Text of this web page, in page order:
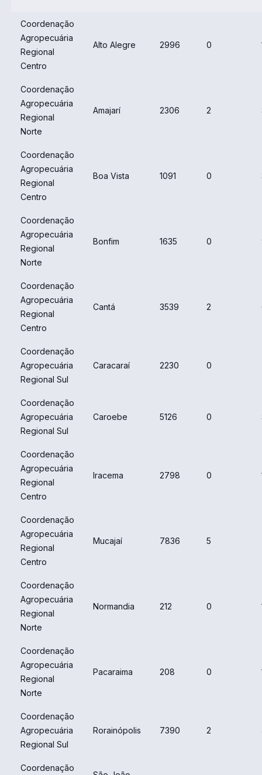
Coordenação
Agropecuária
Regional
Centro
Alto Alegre 2996 0
Coordenação
Agropecuária
Regional
Norte
Amajarí 2306 2
Coordenação
Agropecuária
Regional
Centro
Boa Vista 1091 0
Coordenação
Agropecuária
Regional
Norte
Bonfim 1635 0
Coordenação
Agropecuária
Regional
Centro
Cantá 3539 2
Coordenação
Agropecuária
Regional Sul
Caracaraí 2230 0
Coordenação
Agropecuária
Regional Sul
Caroebe 5126 0
Coordenação
Agropecuária
Regional
Centro
Iracema 2798 0
Coordenação
Agropecuária
Regional
Centro
Mucajaí 7836 5
Coordenação
Agropecuária
Regional
Norte
Normandia 212 0
Coordenação
Agropecuária
Regional
Norte
Pacaraima 208 0
Coordenação
Agropecuária
Regional Sul
Rorainópolis 7390 2
Coordenação